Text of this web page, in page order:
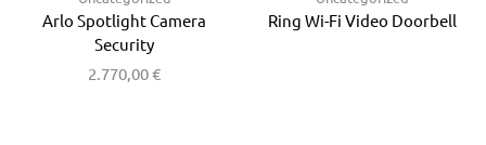
Arlo Spotlight Camera
Security
2.770,00€
Ring Wi-Fi Video Doorbell